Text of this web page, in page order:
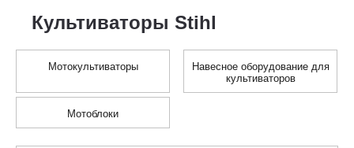
Культиваторы Stihl
Мотокультиваторы
Навесное оборудование для
культиваторов
Мотоблоки